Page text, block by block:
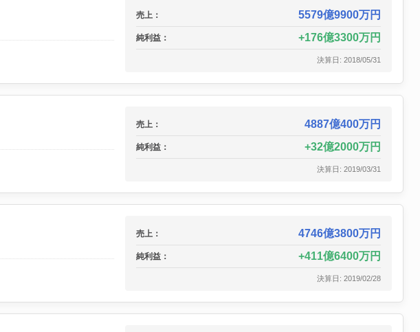
売上： 5579億9900万円
純利益： 176億3300万円
決算日: 2018/05/31
売上： 4887億400万円
純利益： 32億2000万円
決算日: 2019/03/31
売上： 4746億3800万円
純利益： 411億6400万円
決算日: 2019/02/28